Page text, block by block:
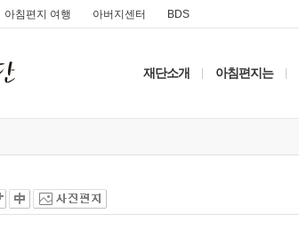
아침편지 여행 아버지센터 BDS
재단소개 아침편지는